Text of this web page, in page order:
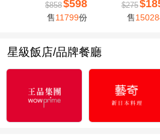
$858$598
售11799份
$275
售
星級飯店/品牌餐廳